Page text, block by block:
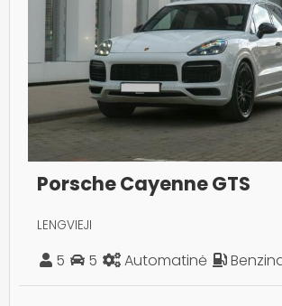
Porsche Cayenne GTS
LENGVIEJI
5 5 Automatinė